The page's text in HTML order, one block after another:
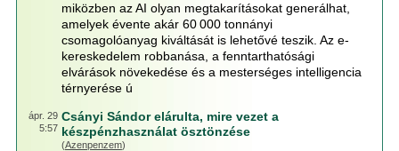
miközben az AI olyan megtakarításokat generálhat,
amelyek évente akár 60 000 tonnányi
csomagolóanyag kiváltását is lehetővé teszik. Az e-
kereskedelem robbanása, a fenntarthatósági
elvárások növekedése és a mesterséges intelligencia
térnyerése ú
ápr. 29
5:57
Csányi Sándor elárulta, mire vezet a
készpénzhasználat ösztönzése
(Azenpenzem)